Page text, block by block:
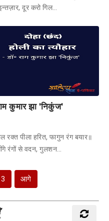
दूर करो गिल…
कुमार झा 'निकुंज'
रक्त पीला हरित, फागुन रंग बयार॥
रंगों से वदन, गुलशन…
3 आगे